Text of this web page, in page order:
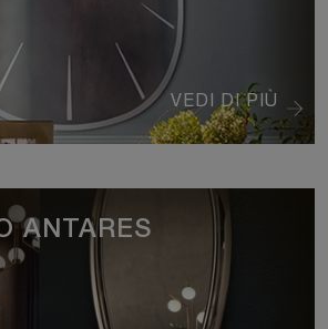
VEDI DI PIÙ
ANTARES